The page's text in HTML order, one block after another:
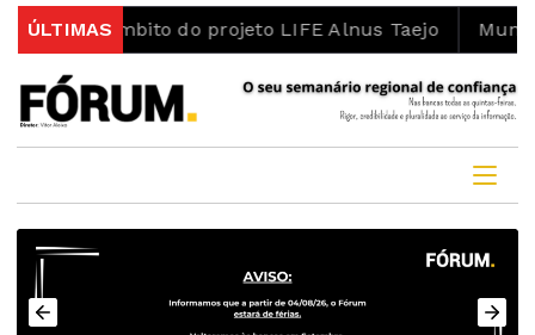
ÚLTIMASdo projeto LIFE Alnus Taejo Município